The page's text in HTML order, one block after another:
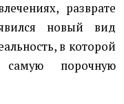
разврате
новый вид
в которой
порочную